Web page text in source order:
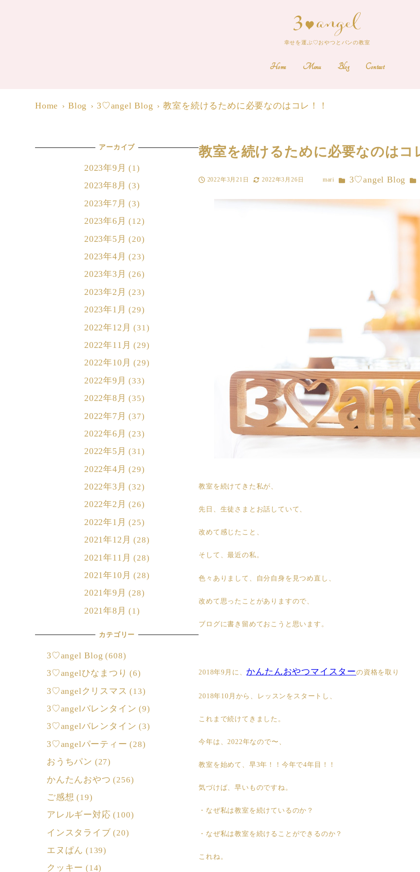
幸せを運ぶ♡おやつとパンの教室
Home Menu Blog Contact
Home Blog 3♡angel Blog 教室を続けるために必要なのはコレ！！
教室を続けるために必要なのはコ
投稿日
2022年3月21日
更新日
2022年3月26日 mari カテゴリー
3♡angel Blog カ
教室を続けてきた私が、
先日、生徒さまとお話していて、
改めて感じたこと、
そして、最近の私。
色々ありまして、自分自身を見つめ直し、
改めて思ったことがありますので、
ブログに書き留めておこうと思います。
2018年9月に、かんたんおやつマイスターの資格を取り
2018年10月から、レッスンをスタートし、
これまで続けてきました。
今年は、2022年なので〜、
教室を始めて、早3年！！今年で4年目！！
気づけば、早いものですね。
・なぜ私は教室を続けているのか？
・なぜ私は教室を続けることができるのか？
これね。
アーカイブ
2023年9月 (1)
2023年8月 (3)
2023年7月 (3)
2023年6月 (12)
2023年5月 (20)
2023年4月 (23)
2023年3月 (26)
2023年2月 (23)
2023年1月 (29)
2022年12月 (31)
2022年11月 (29)
2022年10月 (29)
2022年9月 (33)
2022年8月 (35)
2022年7月 (37)
2022年6月 (23)
2022年5月 (31)
2022年4月 (29)
2022年3月 (32)
2022年2月 (26)
2022年1月 (25)
2021年12月 (28)
2021年11月 (28)
2021年10月 (28)
2021年9月 (28)
2021年8月 (1)
カテゴリー
3♡angel Blog (608)
3♡angelひなまつり (6)
3♡angelクリスマス (13)
3♡angelバレンタイン (9)
3♡angelバレンタイン (3)
3♡angelパーティー (28)
おうちパン (27)
かんたんおやつ (256)
ご感想 (19)
アレルギー対応 (100)
インスタライブ (20)
エヌぱん (139)
クッキー (14)